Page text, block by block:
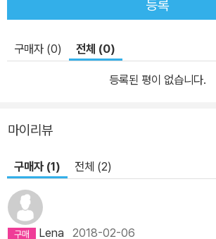
등록
구매자 (0) 전체 (0)
등록된 평이 없습니다.
마이리뷰
구매자 (1) 전체 (2)
Lena 2018-02-06